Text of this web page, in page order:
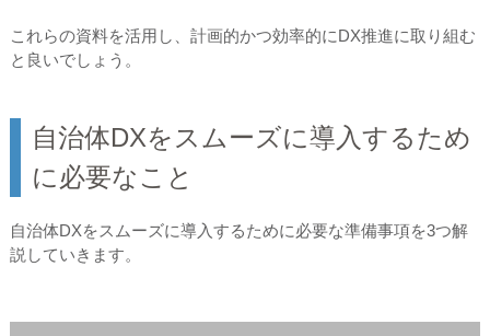
これらの資料を活用し、計画的かつ効率的にDX推進に取り組む
と良いでしょう。
自治体DXをスムーズに導入するため
に必要なこと
自治体DXをスムーズに導入するために必要な準備事項を3つ解
説していきます。